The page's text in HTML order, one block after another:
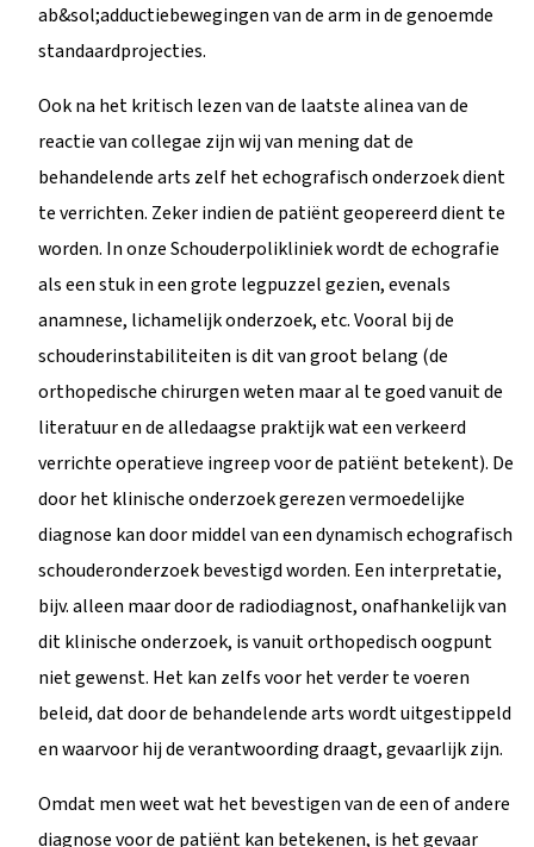
ab&sol;adductiebewegingen van de arm in de genoemde
standaardprojecties.
Ook na het kritisch lezen van de laatste alinea van de
reactie van collegae zijn wij van mening dat de
behandelende arts zelf het echografisch onderzoek dient
te verrichten. Zeker indien de patiënt geopereerd dient te
worden. In onze Schouderpolikliniek wordt de echografie
als een stuk in een grote legpuzzel gezien, evenals
anamnese, lichamelijk onderzoek, etc. Vooral bij de
schouderinstabiliteiten is dit van groot belang (de
orthopedische chirurgen weten maar al te goed vanuit de
literatuur en de alledaagse praktijk wat een verkeerd
verrichte operatieve ingreep voor de patiënt betekent). De
door het klinische onderzoek gerezen vermoedelijke
diagnose kan door middel van een dynamisch echografisch
schouderonderzoek bevestigd worden. Een interpretatie,
bijv. alleen maar door de radiodiagnost, onafhankelijk van
dit klinische onderzoek, is vanuit orthopedisch oogpunt
niet gewenst. Het kan zelfs voor het verder te voeren
beleid, dat door de behandelende arts wordt uitgestippeld
en waarvoor hij de verantwoording draagt, gevaarlijk zijn.
Omdat men weet wat het bevestigen van de een of andere
diagnose voor de patiënt kan betekenen, is het gevaar